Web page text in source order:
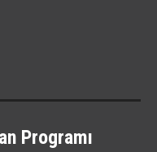
Programı